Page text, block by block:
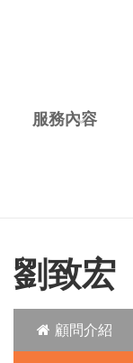
服務內容
劉致宏
顧問介紹